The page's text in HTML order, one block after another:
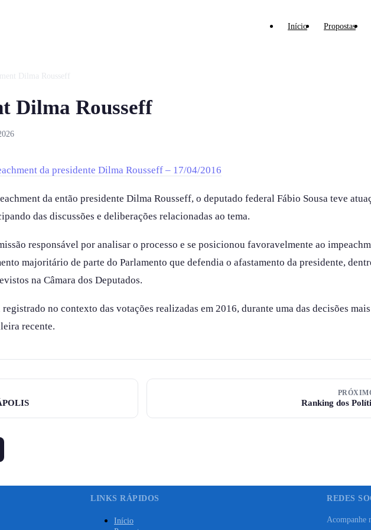
Início Propostas
Dilma Rousseff
Dilma Rousseff
da presidente Dilma Rousseff – 17/04/2016
da então presidente Dilma Rousseff, o deputado federal Fábio Sousa teve
das discussões e deliberações relacionadas ao tema.
responsável por analisar o processo e se posicionou favoravelmente ao
majoritário de parte do Parlamento que defendia o afastamento da presidente,
na Câmara dos Deputados.
no contexto das votações realizadas em 2016, durante uma das decisões mais
recente.
Ranking dos
LINKS RÁPIDOS
Início
REDES
Acompanhe